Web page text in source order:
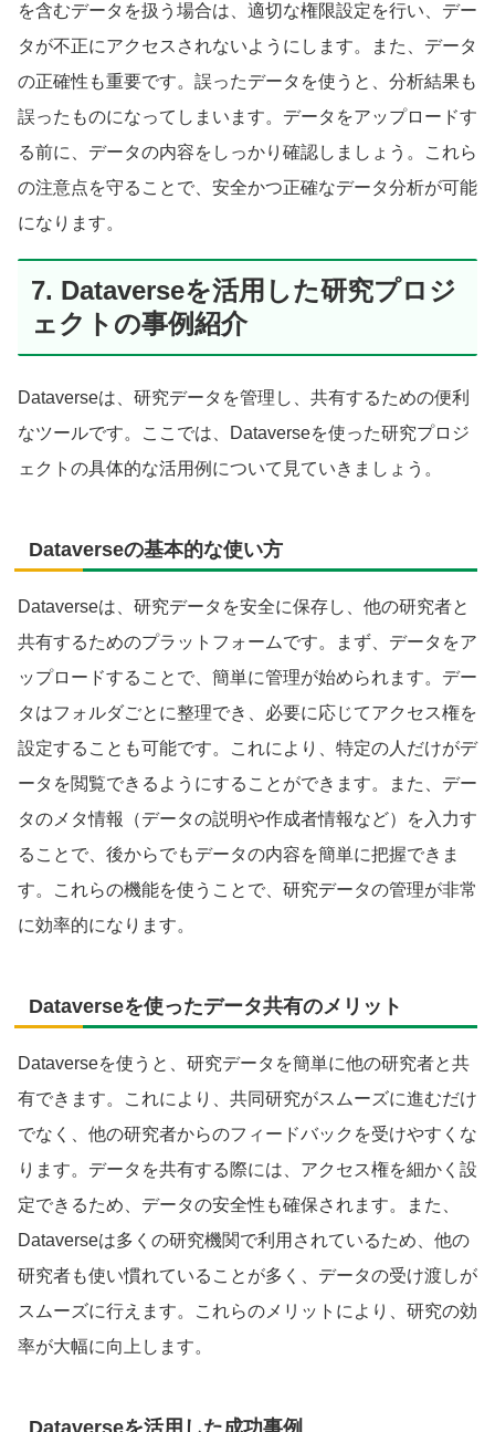
を含むデータを扱う場合は、適切な権限設定を行い、デー
タが不正にアクセスされないようにします。また、データ
の正確性も重要です。誤ったデータを使うと、分析結果も
誤ったものになってしまいます。データをアップロードす
る前に、データの内容をしっかり確認しましょう。これら
の注意点を守ることで、安全かつ正確なデータ分析が可能
になります。
7. Dataverseを活用した研究プロジ
ェクトの事例紹介
Dataverseは、研究データを管理し、共有するための便利
なツールです。ここでは、Dataverseを使った研究プロジ
ェクトの具体的な活用例について見ていきましょう。
Dataverseの基本的な使い方
Dataverseは、研究データを安全に保存し、他の研究者と
共有するためのプラットフォームです。まず、データをア
ップロードすることで、簡単に管理が始められます。デー
タはフォルダごとに整理でき、必要に応じてアクセス権を
設定することも可能です。これにより、特定の人だけがデ
ータを閲覧できるようにすることができます。また、デー
タのメタ情報（データの説明や作成者情報など）を入力す
ることで、後からでもデータの内容を簡単に把握できま
す。これらの機能を使うことで、研究データの管理が非常
に効率的になります。
Dataverseを使ったデータ共有のメリット
Dataverseを使うと、研究データを簡単に他の研究者と共
有できます。これにより、共同研究がスムーズに進むだけ
でなく、他の研究者からのフィードバックを受けやすくな
ります。データを共有する際には、アクセス権を細かく設
定できるため、データの安全性も確保されます。また、
Dataverseは多くの研究機関で利用されているため、他の
研究者も使い慣れていることが多く、データの受け渡しが
スムーズに行えます。これらのメリットにより、研究の効
率が大幅に向上します。